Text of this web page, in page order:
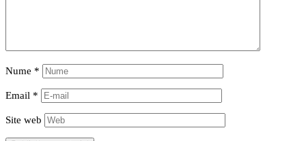
Nume *
Email *
Site web